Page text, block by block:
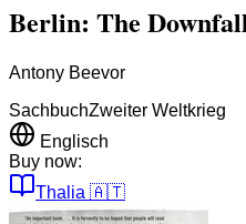
Berlin: The
Antony Beevor
SachbuchZweiter Weltkrieg
Englisch
Buy now:
Thalia 🇦🇹